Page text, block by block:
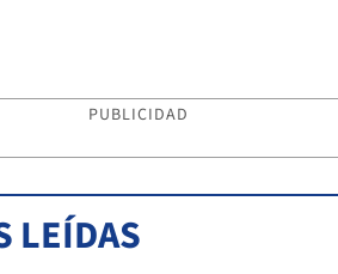
PUBLICIDAD
LEÍDAS